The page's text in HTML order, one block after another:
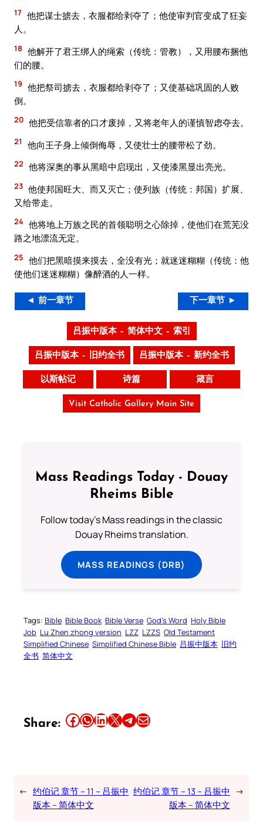
17 他把谋士掳去，衣服都给剥夺了；他使审判官变成了狂妄
人。
18 他解开了君王绑人的绳索（传统：管教），又用腰布捆他
们的腰。
19 他把祭司掳去，衣服都给剥夺了；又使基础巩固的人败
倒。
20 他把受信靠者的口才废掉，又将老年人的谨慎智虑夺去。
21 他向王子身上倾倒侮辱，又使壮士的腰带松了劲。
22 他将深奥的事从黑暗中启现出，又使漆黑显出亮光。
23 他使邦国旺大、而又灭亡；使列族（传统：邦国）扩展、
又给带走。
24 他将地上万族之民的首领聪明之心除掉，使他们在荒芜没
路之地漂流无定。
25 他们把黑暗摸来摸去，全没有光；就迷迷糊糊（传统：他
使他们迷迷糊糊）像醉酒的人一样。
◄ 前一章节 下一章节 ►
吕振中版本 – 简体中文 – 索引
吕振中版本 – 旧约全书 吕振中版本 – 新约全书
以斯帖记 诗篇 箴言
Visit Catholic Gallery Main Site
Mass Readings Today - Douay
Rheims Bible
Follow today's Mass readings in the classic
Douay Rheims translation.
MASS READINGS (DRB)
Tags: Bible Bible Book Bible Verse God’s Word Holy Bible
Job Lu Zhen zhong version LZZ LZZS Old Testament
Simplified Chinese Simplified Chinese Bible 吕振中版本 旧约
全书 简体中文
Share: Share this article on Facebook Share this article on WhatsApp Share this article on LinkedIn Share this article on X Share this article on TelegramEmail this Article
← 约伯记 章节 – 11 – 吕振中
版本 – 简体中文
约伯记 章节 – 13 – 吕振中
版本 – 简体中文
→